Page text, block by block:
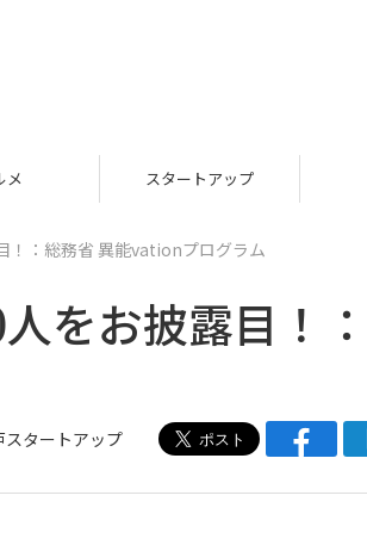
メ スタートアップ
！：総務省 異能vationプログラム
をお披露目！
スタートアップ